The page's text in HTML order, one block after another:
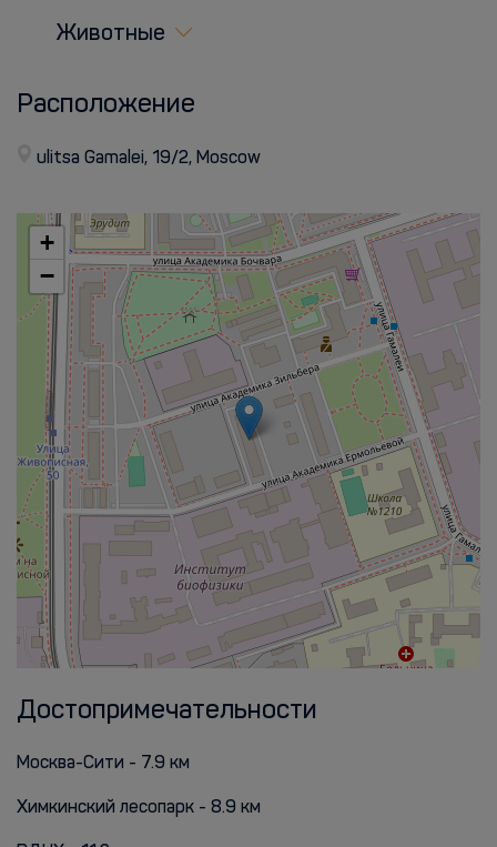
Животные
Расположение
ulitsa Gamalei, 19/2, Moscow
+
−
Достопримечательности
Москва-Сити - 7.9 км
Химкинский лесопарк - 8.9 км